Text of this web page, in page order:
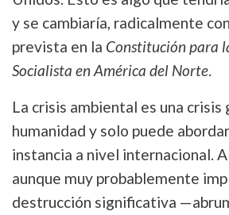
y se cambiaría, radicalmente
prevista en la Constitución para
Socialista en América del Norte.
La crisis ambiental es una crisis
humanidad y solo puede
instancia a nivel internacional.
aunque muy probablemente
destrucción significativa